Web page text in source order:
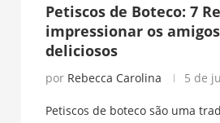
Petiscos de Boteco: 7
impressionar os
deliciosos
por Rebecca Carolina 5 de
Petiscos de boteco são uma